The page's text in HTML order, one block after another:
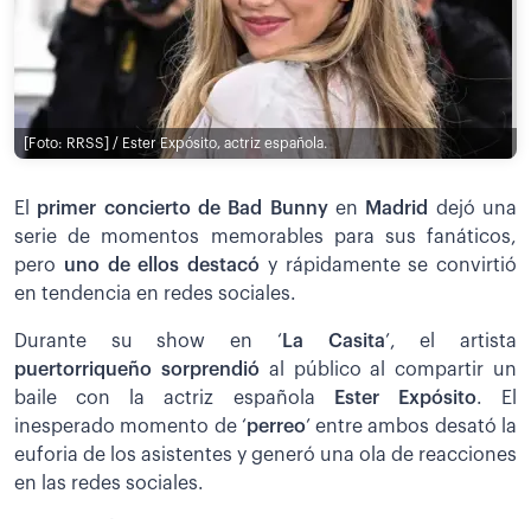
[Foto: RRSS] / Ester Expósito, actriz española.
El primer concierto de Bad Bunnyen Madrid dejó una
serie de momentos memorables para sus fanáticos,
pero uno de ellos destacó y rápidamente se convirtió
en tendencia en redes sociales.
Durante su show en ‘La Casita’, el artista
puertorriqueño sorprendióal público al compartir un
baile con la actriz española
Ester Expósito. El
inesperado momento de ‘perreo’ entre ambos desató la
euforia de los asistentes y generó una ola de reacciones
en las redes sociales.